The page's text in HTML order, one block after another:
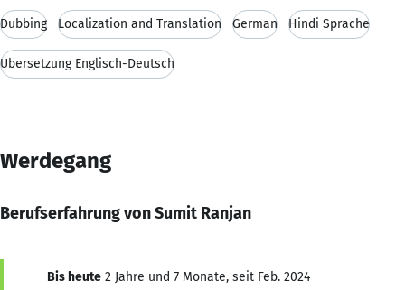
Dubbing Localization and Translation German Hindi Sprache
Übersetzung Englisch-Deutsch
Werdegang
Berufserfahrung von Sumit Ranjan
Bis heute 2 Jahre und 7 Monate, seit Feb. 2024